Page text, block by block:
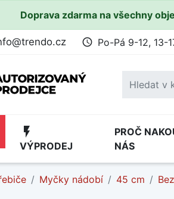
Doprava zdarma na všechny
access_time Po-Pá 9-12, 13-
flash_on
VÝPRODEJ
PROČ
NÁS
Myčky nádobí 45 cm